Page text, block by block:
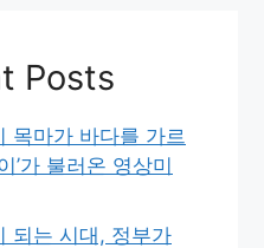
Posts
목마가 바다를 가르
’가 불러온 영상미
되는 시대, 정부가